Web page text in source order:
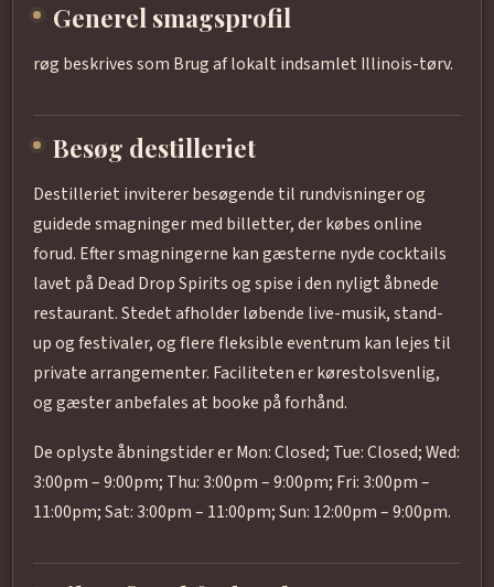
Generel smagsprofil
røg beskrives som Brug af lokalt indsamlet Illinois-tørv.
Besøg destilleriet
Destilleriet inviterer besøgende til rundvisninger og
guidede smagninger med billetter, der købes online
forud. Efter smagningerne kan gæsterne nyde cocktails
lavet på Dead Drop Spirits og spise i den nyligt åbnede
restaurant. Stedet afholder løbende live-musik, stand-
up og festivaler, og flere fleksible eventrum kan lejes til
private arrangementer. Faciliteten er kørestolsvenlig,
og gæster anbefales at booke på forhånd.
De oplyste åbningstider er Mon: Closed; Tue: Closed; Wed:
3:00pm – 9:00pm; Thu: 3:00pm – 9:00pm; Fri: 3:00pm –
11:00pm; Sat: 3:00pm – 11:00pm; Sun: 12:00pm – 9:00pm.